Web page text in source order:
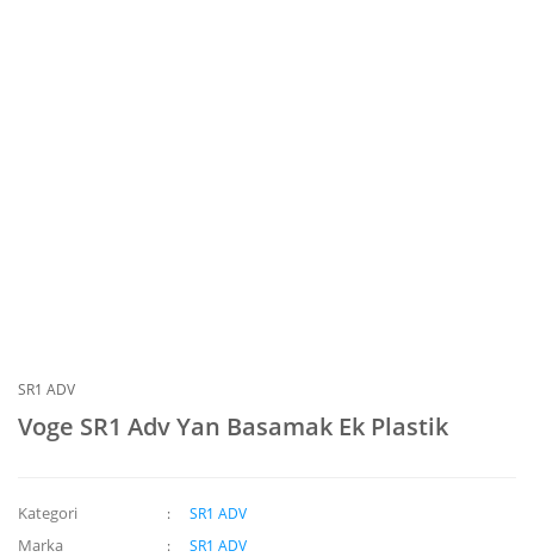
SR1 ADV
Voge SR1 Adv Yan Basamak Ek Plastik
Kategori SR1 ADV
Marka SR1 ADV